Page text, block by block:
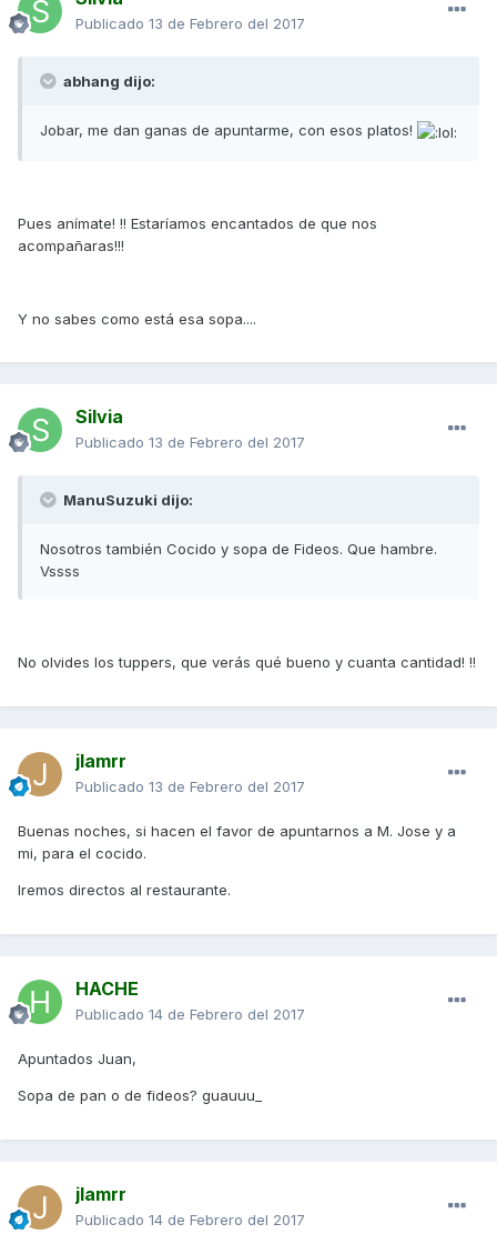
Publicado 13 de Febrero del 2017
abhang dijo:
Jobar, me dan ganas de apuntarme, con esos platos!
Pues anímate! !! Estaríamos encantados de que nos
acompañaras!!!
Y no sabes como está esa sopa....
Silvia
Publicado 13 de Febrero del 2017
ManuSuzuki dijo:
Nosotros también Cocido y sopa de Fideos. Que hambre.
Vssss
No olvides los tuppers, que verás qué bueno y cuanta cantidad! !!
jlamrr
Publicado 13 de Febrero del 2017
Buenas noches, si hacen el favor de apuntarnos a M. Jose y a
mi, para el cocido.
Iremos directos al restaurante.
HACHE
Publicado 14 de Febrero del 2017
Apuntados Juan,
Sopa de pan o de fideos? guauuu_
jlamrr
Publicado 14 de Febrero del 2017